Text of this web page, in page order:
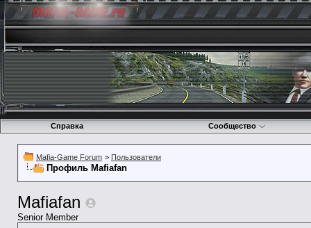
Справка Сообщество
Mafia-Game Forum > Пользователи
Профиль Mafiafan
Mafiafan
Senior Member